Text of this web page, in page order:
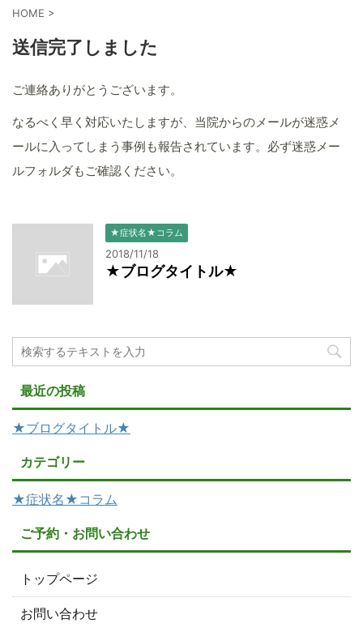
HOME >
送信完了しました
ご連絡ありがとうございます。
なるべく早く対応いたしますが、当院からのメールが迷惑メ
ールに入ってしまう事例も報告されています。必ず迷惑メー
ルフォルダもご確認ください。
★症状名★コラム
2018/11/18
★ブログタイトル★
最近の投稿
★ブログタイトル★
カテゴリー
★症状名★コラム
ご予約・お問い合わせ
トップページ
お問い合わせ